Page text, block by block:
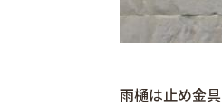
雨樋は止め金